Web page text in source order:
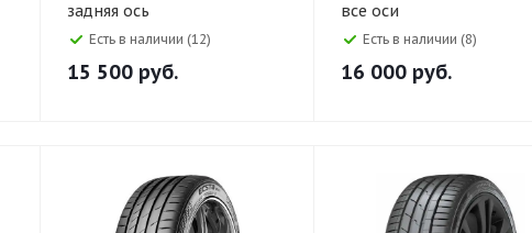
задняя ось
Есть в наличии (12)
15 500 руб.
все оси
Есть в наличии (8)
16 000 руб.